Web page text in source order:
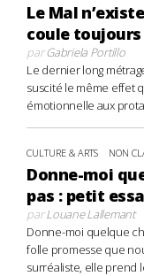
Le Mal
coule toujours
parGabriela Portillo
Le dernier long
suscité le même effet
émotionnelle aux
CULTURE & ARTS NON
Donne-moi
pas : petit
parLouane Lallemant
Donne-moi quelque
folle promesse que
surréaliste, elle prend